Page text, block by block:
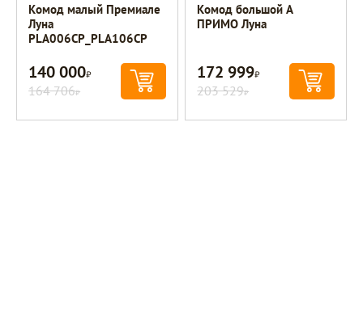
Комод малый Премиале
Луна
PLA006CP_PLA106CP
140 000Р
164 706Р
Комод большой A
ПРИМО Луна
172 999Р
203 529Р